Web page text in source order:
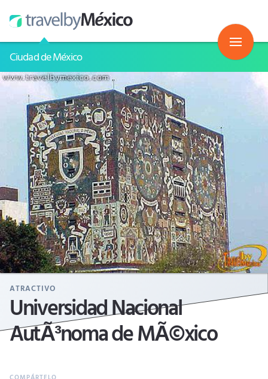
Ciudad de México
ATRACTIVO
Universidad Nacional
AutÃ³noma de MÃ©xico